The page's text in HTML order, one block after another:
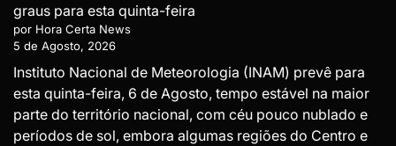
graus para esta quinta-feira
por Hora Certa News
5 de Agosto, 2026
Instituto Nacional de Meteorologia (INAM) prevê para
esta quinta-feira, 6 de Agosto, tempo estável na maior
parte do território nacional, com céu pouco nublado e
períodos de sol, embora algumas regiões do Centro e